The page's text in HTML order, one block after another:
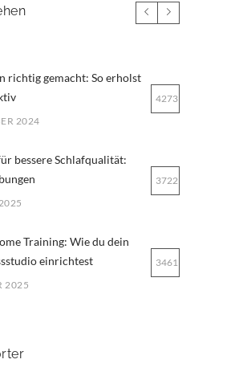
richtig gemacht: So erholst
2024
4273
bessere Schlafqualität:
3722
Training: Wie du dein
einrichtest
2025
3461